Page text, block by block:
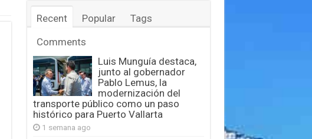
Recent Popular
Tags
Comments
Luis Munguía destaca,
junto al gobernador
Pablo Lemus, la
modernización del
transporte público como un paso
histórico para Puerto Vallarta
1 semana ago